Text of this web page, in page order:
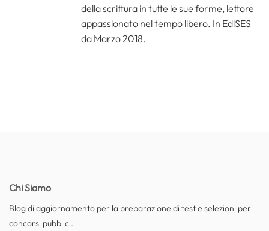
della scrittura in tutte le sue forme, lettore
appassionato nel tempo libero. In EdiSES
da Marzo 2018.
Chi Siamo
Blog di aggiornamento per la preparazione di test e selezioni per
concorsi pubblici.